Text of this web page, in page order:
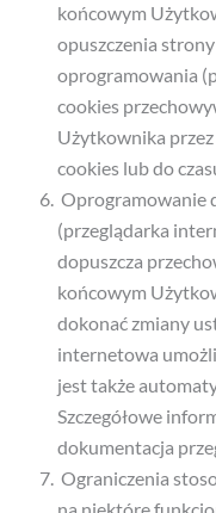
końcowym
opuszczenia
oprogramowania
cookies
Użytkownika
cookies lub do
Oprogramowanie
(przeglądarka
dopuszcza
końcowym
dokonać zmiany
internetowa
jest także
Szczegółowe
dokumentacja
Ograniczenia